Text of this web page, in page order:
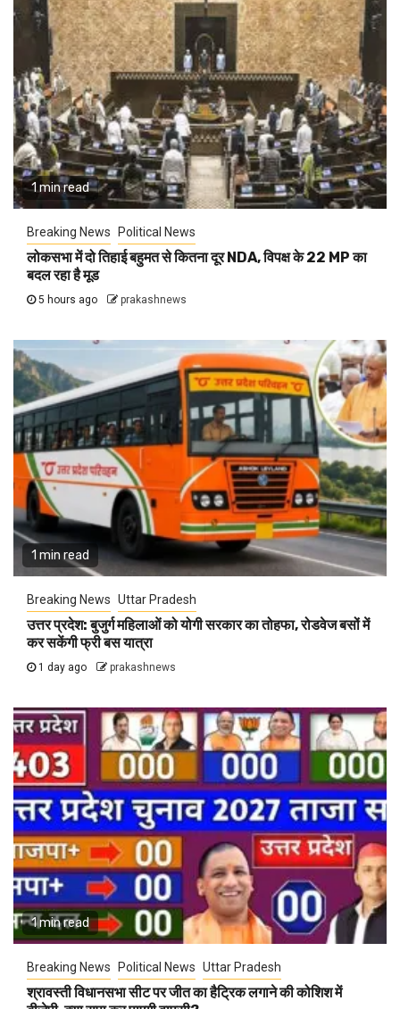
1 min read
Breaking News Political News
लोकसभा में दो तिहाई बहुमत से कितना दूर NDA, विपक्ष के 22 MP का
बदल रहा है मूड
5 hours ago prakashnews
1 min read
Breaking News Uttar Pradesh
उत्तर प्रदेश: बुजुर्ग महिलाओं को योगी सरकार का तोहफा, रोडवेज बसों में
कर सकेंगी फ्री बस यात्रा
1 day ago prakashnews
1 min read
Breaking News Political News Uttar Pradesh
श्रावस्ती विधानसभा सीट पर जीत का हैट्रिक लगाने की कोशिश में